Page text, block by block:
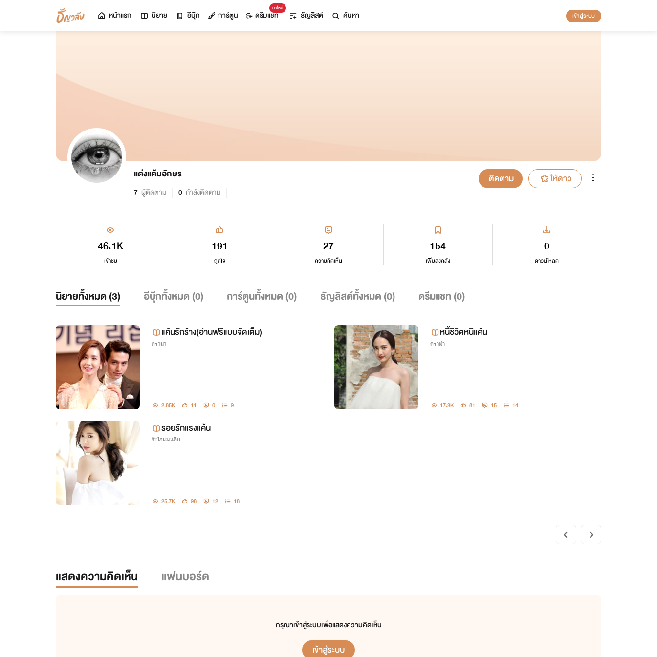
หน้าแรก นิยาย อีบุ๊ก การ์ตูน
มาใหม่
ดรีมแชท ธัญลิสต์ ค้นหา เข้าสู่ระบบ
แต่งแต้มอักษร
7 ผู้ติดตาม 0 กำลังติดตาม
ติดตาม ให้ดาว
46.1K
เข้าชม
154
เพิ่มลงคลัง
191
ถูกใจ
0
ดาวน์โหลด
27
ความคิดเห็น
นิยายทั้งหมด (3) อีบุ๊กทั้งหมด (0) การ์ตูนทั้งหมด (0) ธัญลิสต์ทั้งหมด (0) ดรีมแชท (0)
แค้นรักร้าง(อ่านฟรีแบบจัดเต็ม)
ดราม่า
2.85K 11 0 9
หนี้ชีวิตหนีแค้น
ดราม่า
17.3K 81 15 14
รอยรักแรงแค้น
รักโรแมนติก
25.7K 98 12 18
แสดงความคิดเห็น แฟนบอร์ด
กรุณาเข้าสู่ระบบเพื่อแสดงความคิดเห็น
เข้าสู่ระบบ